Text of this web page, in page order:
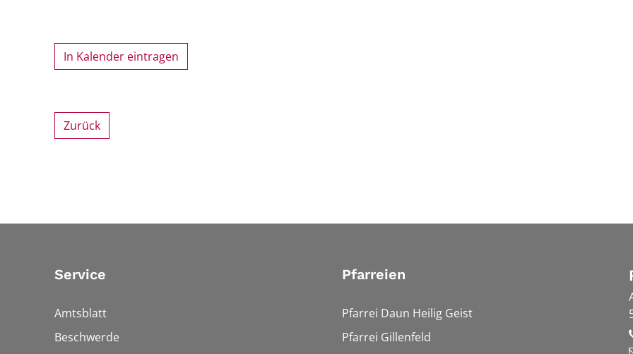
In Kalender eintragen
Zurück
Service
Amtsblatt
Beschwerde
Pfarreien
Pfarrei Daun Heilig Geist
Pfarrei Gillenfeld